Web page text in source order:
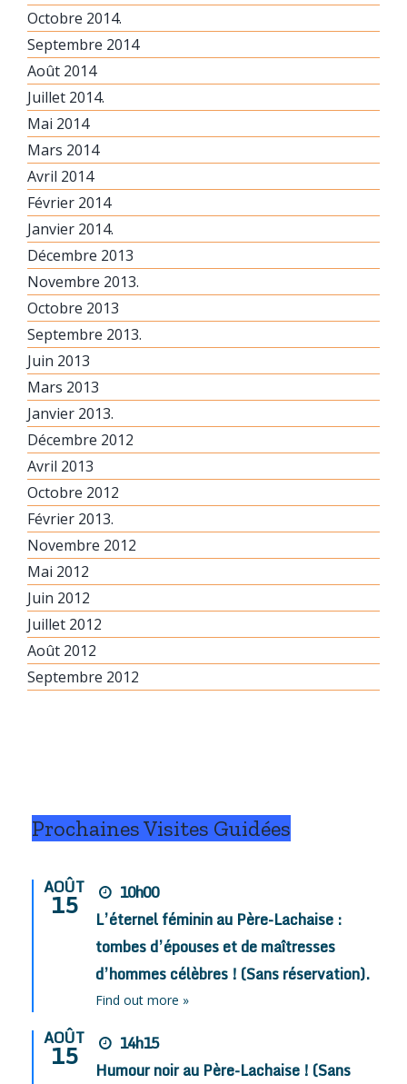
Octobre 2014.
Septembre 2014
Août 2014
Juillet 2014.
Mai 2014
Mars 2014
Avril 2014
Février 2014
Janvier 2014.
Décembre 2013
Novembre 2013.
Octobre 2013
Septembre 2013.
Juin 2013
Mars 2013
Janvier 2013.
Décembre 2012
Avril 2013
Octobre 2012
Février 2013.
Novembre 2012
Mai 2012
Juin 2012
Juillet 2012
Août 2012
Septembre 2012
Prochaines Visites Guidées
AOÛT
15
10h00
L’éternel féminin au Père-Lachaise :
tombes d’épouses et de maîtresses
d’hommes célèbres ! (Sans réservation).
Find out more »
AOÛT
15
14h15
Humour noir au Père-Lachaise ! (Sans